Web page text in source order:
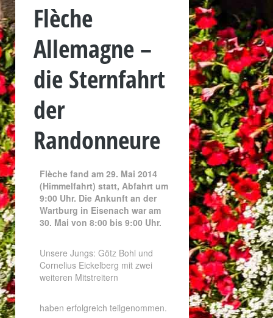
Flèche
Allemagne –
die Sternfahrt
der
Randonneure
Flèche fand am 29. Mai 2014
(Himmelfahrt) statt, Abfahrt um
9:00 Uhr. Die Ankunft an der
Wartburg in Eisenach war am
30. Mai von 8:00 bis 9:00 Uhr.
Unsere Jungs: Götz Bohl und
Cornelius Eickelberg mit zwei
weiteren Mitstreitern
haben erfolgreich teilgenommen.